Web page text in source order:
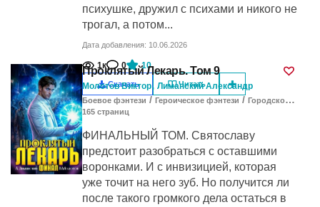
психушке, дружил с психами и никого не
трогал, а потом...
Дата добавления: 10.06.2026
1к 0 10
Скачать Читать
Проклятый Лекарь. Том 9
Молотов Виктор, Лиманский Александр
Боевое фэнтези / Героическое фэнтези / Городское фэнтези
165 cтраниц
ФИНАЛЬНЫЙ ТОМ. Святославу
предстоит разобраться с оставшими
воронками. И с инвизицией, которая
уже точит на него зуб. Но получится ли
после такого громкого дела остаться в